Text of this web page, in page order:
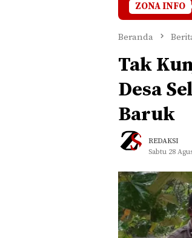
ZONA INFO
Hentikan Operasional di Lahan
Beranda
Tak
Desa
Baruk
REDAKSI
Sabtu 28